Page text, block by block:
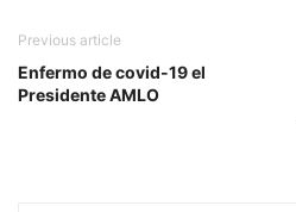
Previous article
Enfermo de covid-19 el
Presidente AMLO